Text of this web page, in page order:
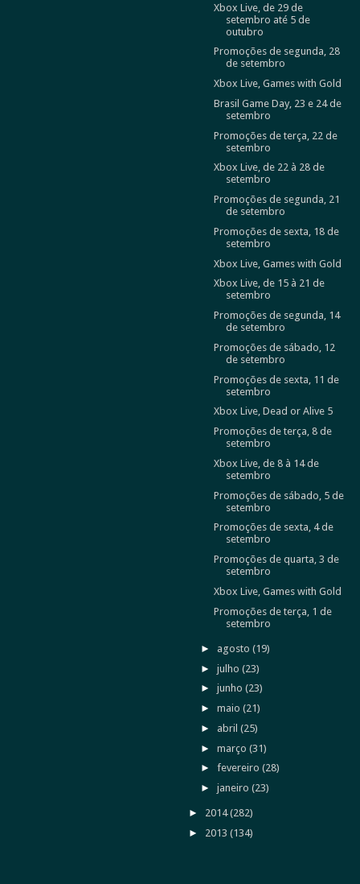
Xbox Live, de 29 de
setembro até 5 de
outubro
Promoções de segunda, 28
de setembro
Xbox Live, Games with Gold
Brasil Game Day, 23 e 24 de
setembro
Promoções de terça, 22 de
setembro
Xbox Live, de 22 à 28 de
setembro
Promoções de segunda, 21
de setembro
Promoções de sexta, 18 de
setembro
Xbox Live, Games with Gold
Xbox Live, de 15 à 21 de
setembro
Promoções de segunda, 14
de setembro
Promoções de sábado, 12
de setembro
Promoções de sexta, 11 de
setembro
Xbox Live, Dead or Alive 5
Promoções de terça, 8 de
setembro
Xbox Live, de 8 à 14 de
setembro
Promoções de sábado, 5 de
setembro
Promoções de sexta, 4 de
setembro
Promoções de quarta, 3 de
setembro
Xbox Live, Games with Gold
Promoções de terça, 1 de
setembro
► agosto(19)
►julho(23)
►junho(23)
►maio(21)
► abril(25)
►março(31)
►fevereiro(28)
►janeiro(23)
► 2014(282)
► 2013 (134)